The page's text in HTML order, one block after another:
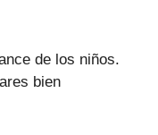
de los niños.
bien